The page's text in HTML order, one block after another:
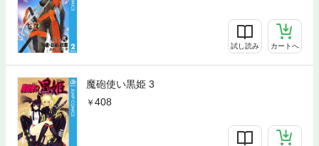
試し読み カートへ
魔砲使い黒姫 3
408